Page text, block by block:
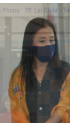
niên
- Y Khoa
tình hình dịch
Điệp Truyền Hình